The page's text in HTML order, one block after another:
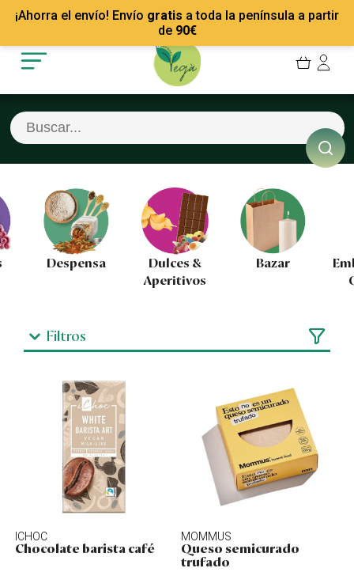
¡Ahorra el envío! Envío gratis a toda la península a partir
de 90€
Mis Pedidos
Mis favoritos
Cerrar sesión
Recetas
Empresas
Contacto
Despensa
Dulces &
Aperitivos
Bazar
Filtros
ICHOC
Chocolate barista café
MOMMUS
Queso semicurado
trufado